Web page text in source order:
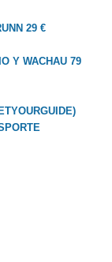
29 €
Y WACHAU 79